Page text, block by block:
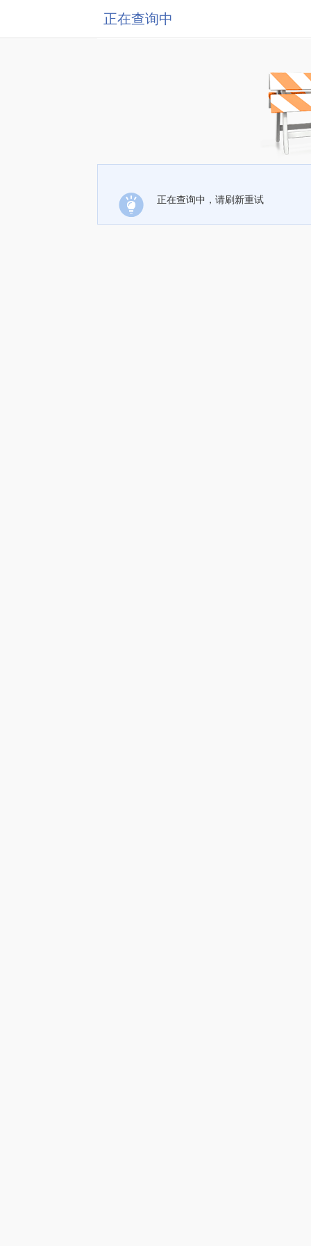
正在查询中
正在查询中，请刷新重试